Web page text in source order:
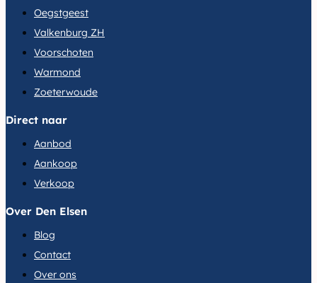
Oegstgeest
Valkenburg ZH
Voorschoten
Warmond
Zoeterwoude
Direct naar
Aanbod
Aankoop
Verkoop
Over Den Elsen
Blog
Contact
Over ons